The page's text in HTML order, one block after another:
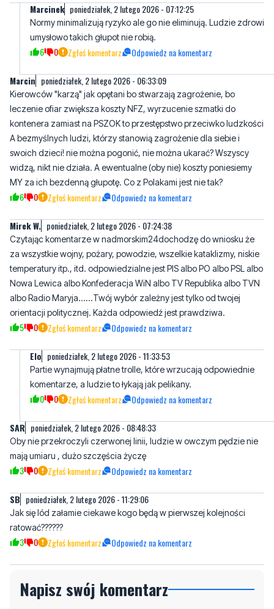
6 0 Zgłoś komentarz Odpowiedz na komentarz
Marcin poniedziałek, 2 lutego 2026 - 06:33:09
Kierowców "karzą" jak opętani bo stwarzają zagrożenie, bo
kontenera zamiast na PSZOK to przestępstwo przeciwko ludzkości
A bezmyślnych ludzi, którzy stanowią zagrożenie dla siebie i
swoich dzieci! nie można pogonić, nie można ukarać? Wszyscy
widzą, nikt nie działa. A ewentualne (oby nie) koszty poniesiemy
MY za ich bezdenną głupotę. Co z Polakami jest nie tak?
6 0 Zgłoś komentarz Odpowiedz na komentarz
Mirek W. poniedziałek, 2 lutego 2026 - 07:24:38
Czytając komentarze w nadmorskim24dochodzę do wniosku że
temperatury itp., itd. odpowiedzialne jest PIS albo PO albo PSL albo
Nowa Lewica albo Konfederacja WiN albo TV Republika albo TVN
albo Radio Maryja......Twój wybór zależny jest tylko od twojej
orientacji politycznej. Każda odpowiedź jest prawdziwa.
5 0 Zgłoś komentarz Odpowiedz na komentarz
Elo poniedziałek, 2 lutego 2026 - 11:33:53
Partie wynajmują płatne trolle, które wrzucają odpowiednie
0 0 Zgłoś komentarz Odpowiedz na komentarz
poniedziałek, 2 lutego 2026 - 08:48:33
Oby nie przekroczyli czerwonej linii, ludzie w owczym pędzie nie
3 0 Zgłoś komentarz Odpowiedz na komentarz
SB poniedziałek, 2 lutego 2026 - 11:29:06
Jak się lód załamie ciekawe kogo będą w pierwszej kolejności
3 0 Zgłoś komentarz Odpowiedz na komentarz
Napisz swój komentarz
komentarze! Jeśli widzisz niestosowny wpis -
kliknij "zgłoś nadużycie".